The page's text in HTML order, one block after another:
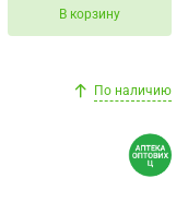
В корзину
По наличию